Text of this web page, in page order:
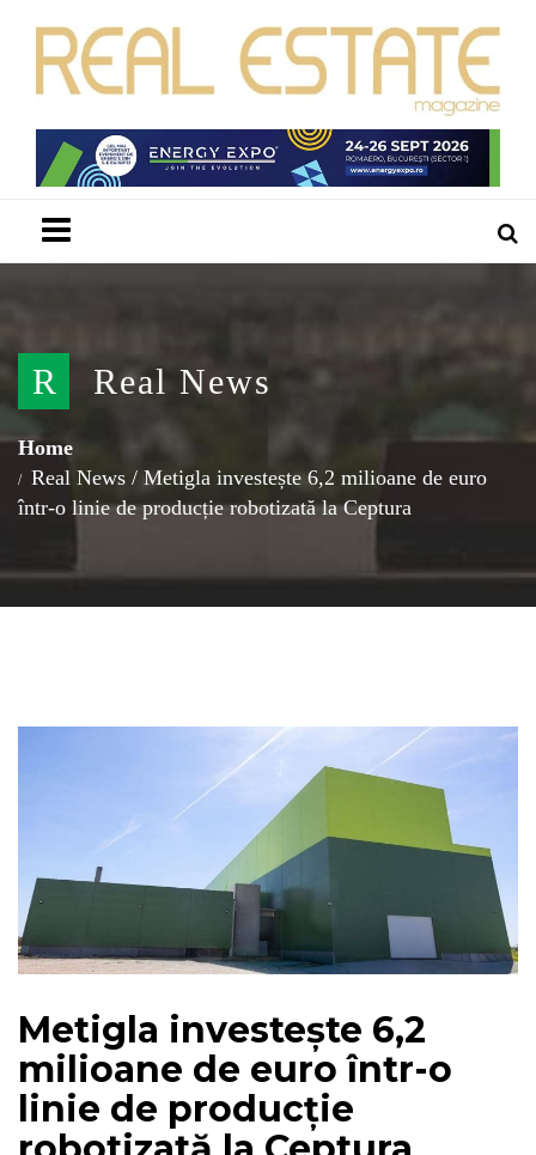
R Real News
Home
Real News / Metigla investește 6,2 milioane de euro
într-o linie de producție robotizată la Ceptura
Metigla investește 6,2
milioane de euro într-o
linie de producție